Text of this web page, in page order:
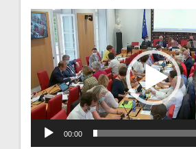
Lecteur
vidéo
00:00